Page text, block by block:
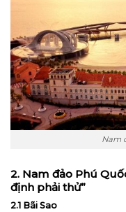
Nam
2. Nam đảo Phú
định phải thử”
2.1 Bãi Sao